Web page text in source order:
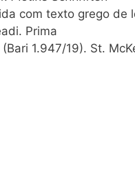
com texto grego de
Prima
1.947/19). St.